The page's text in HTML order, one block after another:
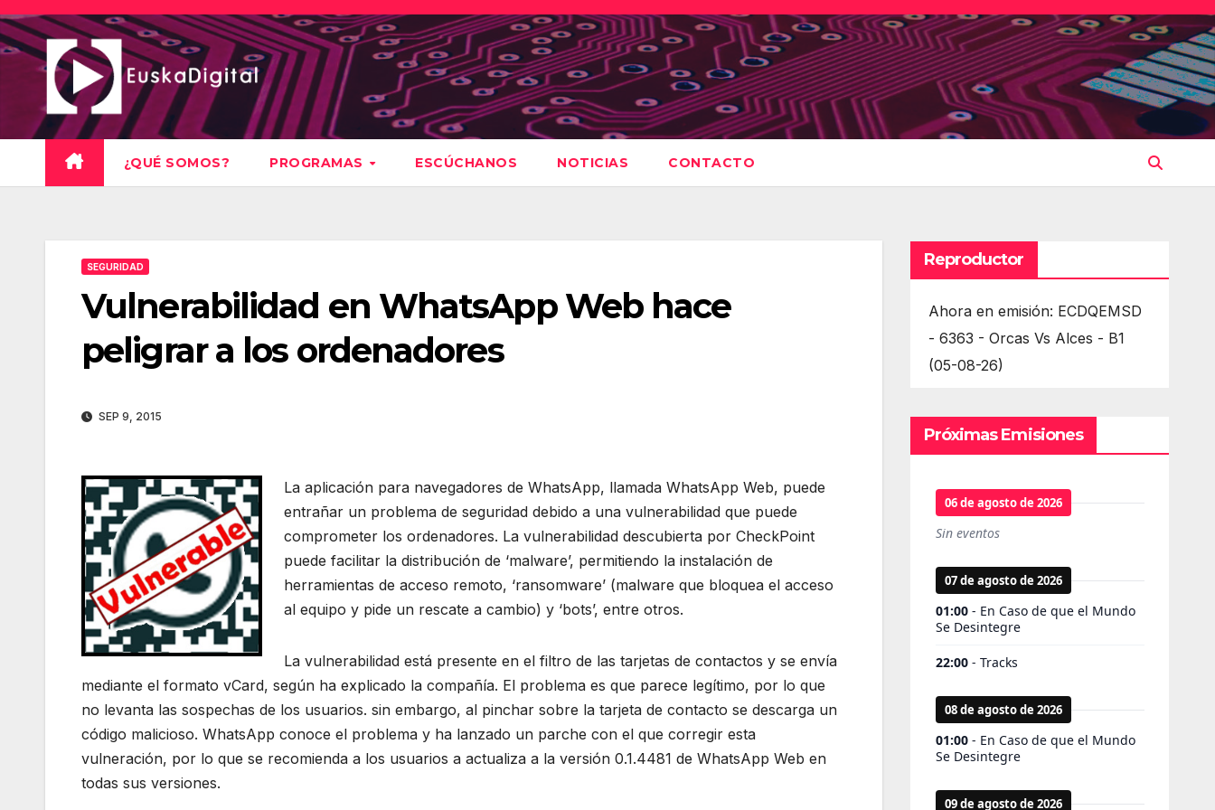
Saltar
al
contenido
¿QUÉ SOMOS? PROGRAMAS ESCÚCHANOS NOTICIAS CONTACTO
SEGURIDAD
Vulnerabilidad en WhatsApp Web hace
peligrar a los ordenadores
SEP 9, 2015
La aplicación para navegadores de WhatsApp, llamada WhatsApp Web, puede
entrañar un problema de seguridad debido a una vulnerabilidad que puede
comprometer los ordenadores. La vulnerabilidad descubierta por CheckPoint
puede facilitar la distribución de ‘malware’, permitiendo la instalación de
herramientas de acceso remoto, ‘ransomware’ (malware que bloquea el acceso
al equipo y pide un rescate a cambio) y ‘bots’, entre otros.
La vulnerabilidad está presente en el filtro de las tarjetas de contactos y se envía
mediante el formato vCard, según ha explicado la compañía. El problema es que parece legítimo, por lo que
no levanta las sospechas de los usuarios. sin embargo, al pinchar sobre la tarjeta de contacto se descarga un
código malicioso. WhatsApp conoce el problema y ha lanzado un parche con el que corregir esta
vulneración, por lo que se recomienda a los usuarios a actualiza a la versión 0.1.4481 de WhatsApp Web en
todas sus versiones.
Reproductor
Ahora en emisión: ECDQEMSD
- 6363 - Orcas Vs Alces - B1
(05-08-26)
Próximas Emisiones